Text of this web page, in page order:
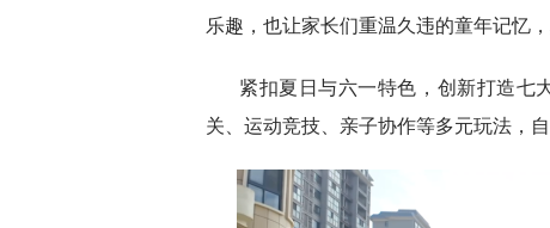
乐趣，也让家长们重温久违的童年记忆
紧扣夏日与六一特色，创新打造七
关、运动竞技、亲子协作等多元玩法，